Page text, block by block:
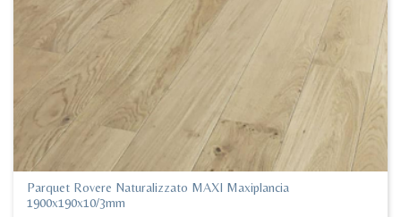
Parquet Rovere Naturalizzato MAXI Maxiplancia
1900x190x10/3mm